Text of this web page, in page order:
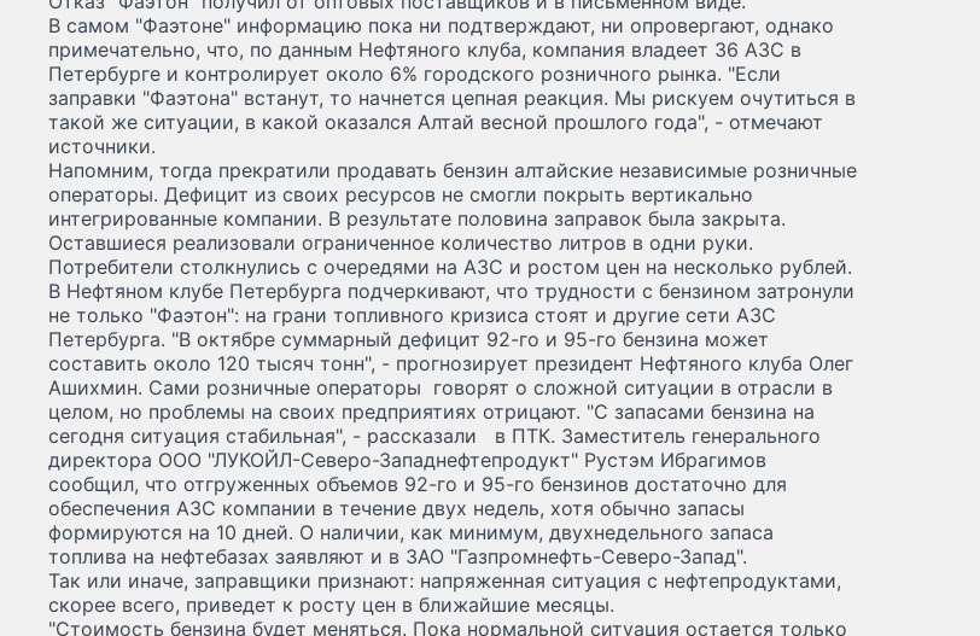
В самом "Фаэтоне" информацию пока ни подтверждают, ни опровергают, однако
примечательно, что, по данным Нефтяного клуба, компания владеет 36 АЗС в
Петербурге и контролирует около 6% городского розничного рынка. "Если
заправки "Фаэтона" встанут, то начнется цепная реакция. Мы рискуем очутиться в
такой же ситуации, в какой оказался Алтай весной прошлого года", - отмечают
источники.
Напомним, тогда прекратили продавать бензин алтайские независимые розничные
операторы. Дефицит из своих ресурсов не смогли покрыть вертикально
интегрированные компании. В результате половина заправок была закрыта.
Оставшиеся реализовали ограниченное количество литров в одни руки.
Потребители столкнулись с очередями на АЗС и ростом цен на несколько рублей.
В Нефтяном клубе Петербурга подчеркивают, что трудности с бензином затронули
не только "Фаэтон": на грани топливного кризиса стоят и другие сети АЗС
Петербурга. "В октябре суммарный дефицит 92-го и 95-го бензина может
составить около 120 тысяч тонн", - прогнозирует президент Нефтяного клуба Олег
Ашихмин. Сами розничные операторы говорят о сложной ситуации в отрасли в
целом, но проблемы на своих предприятиях отрицают. "С запасами бензина на
сегодня ситуация стабильная", - рассказали в ПТК. Заместитель генерального
директора ООО "ЛУКОЙЛ-Северо-Западнефтепродукт" Рустэм Ибрагимов
сообщил, что отгруженных объемов 92-го и 95-го бензинов достаточно для
обеспечения АЗС компании в течение двух недель, хотя обычно запасы
формируются на 10 дней. О наличии, как минимум, двухнедельного запаса
топлива на нефтебазах заявляют и в ЗАО "Газпромнефть-Северо-Запад".
Так или иначе, заправщики признают: напряженная ситуация с нефтепродуктами,
скорее всего, приведет к росту цен в ближайшие месяцы.
"Стоимость бензина будет меняться. Пока нормальной ситуация остается только